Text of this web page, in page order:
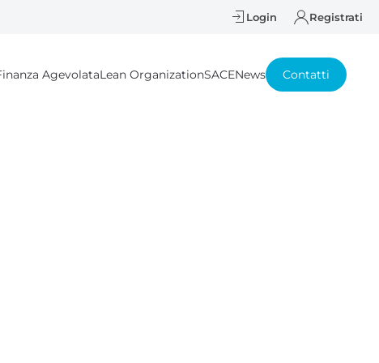
Login Registrati
AgevolataLean OrganizationSACENews Contatti